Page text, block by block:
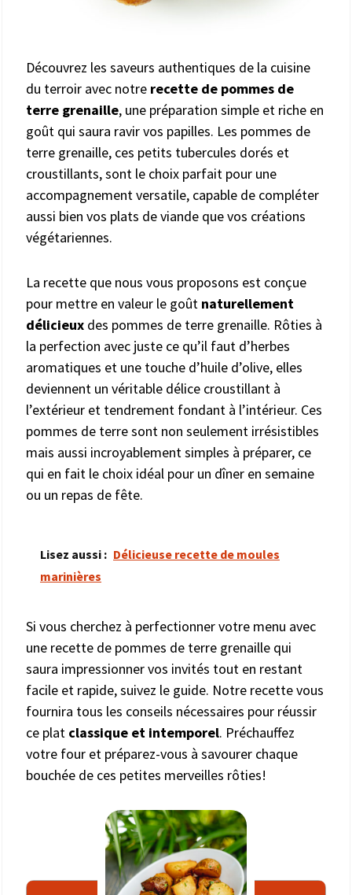
Découvrez les saveurs authentiques de la cuisine
du terroir avec notre recette de pommes de
terre grenaille, une préparation simple et riche en
goût qui saura ravir vos papilles. Les pommes de
terre grenaille, ces petits tubercules dorés et
croustillants, sont le choix parfait pour une
accompagnement versatile, capable de compléter
aussi bien vos plats de viande que vos créations
végétariennes.
La recette que nous vous proposons est conçue
pour mettre en valeur le goût naturellement
délicieux des pommes de terre grenaille. Rôties à
la perfection avec juste ce qu’il faut d’herbes
aromatiques et une touche d’huile d’olive, elles
deviennent un véritable délice croustillant à
l’extérieur et tendrement fondant à l’intérieur. Ces
pommes de terre sont non seulement irrésistibles
mais aussi incroyablement simples à préparer, ce
qui en fait le choix idéal pour un dîner en semaine
ou un repas de fête.
Lisez aussi : Délicieuse recette de moules
marinières
Si vous cherchez à perfectionner votre menu avec
une recette de pommes de terre grenaille qui
saura impressionner vos invités tout en restant
facile et rapide, suivez le guide. Notre recette vous
fournira tous les conseils nécessaires pour réussir
ce plat classique et intemporel. Préchauffez
votre four et préparez-vous à savourer chaque
bouchée de ces petites merveilles rôties!